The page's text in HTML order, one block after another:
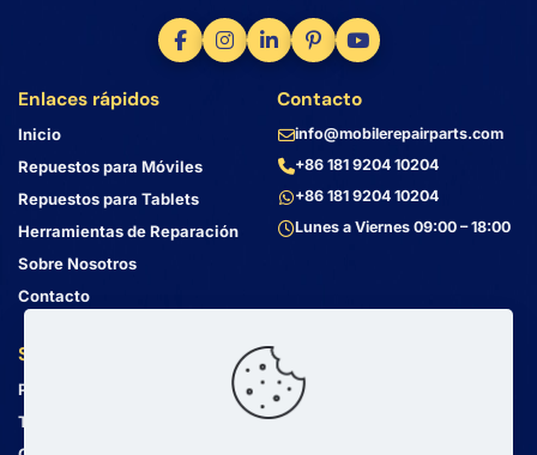
Enlaces rápidos
Inicio
Repuestos para Móviles
Repuestos para Tablets
Herramientas de Reparación
Sobre Nosotros
Contacto
Servicio al Cliente
Política de Privacidad
Términos y Condiciones
Contacto
info@mobilerepairparts.com
+86 181 9204 10204
+86 181 9204 10204
Lunes a Viernes 09:00 – 18:00
Dirección
Bin Jiang Xi Lu
Haizhu, Guangzhou